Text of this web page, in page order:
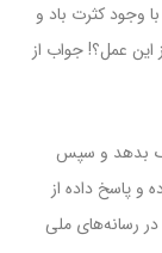
وجود کثرت باد و
این عمل؟! جواب از
بدهد و سپس
و پاسخ داده از
رسانه‌های ملی